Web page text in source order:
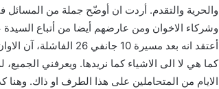
والحرية والتقدم. أردت ان أوضّح جملة من المسائل
وشركاء الاخوان ومن عارضهم أيضا من أتباع
أعتقد انه بعد مسيرة 10 جانفي
كما هي لا الى الاشياء كما نريدها. ويعرفني
الايام من المتحاملين على هذا الطرف او ذاك. وهنا